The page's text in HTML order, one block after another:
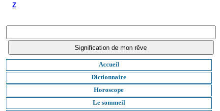
Z
Accueil
Dictionnaire
Horoscope
Le sommeil